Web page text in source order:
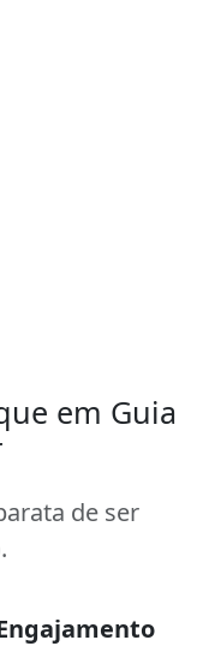
em Guia
de ser